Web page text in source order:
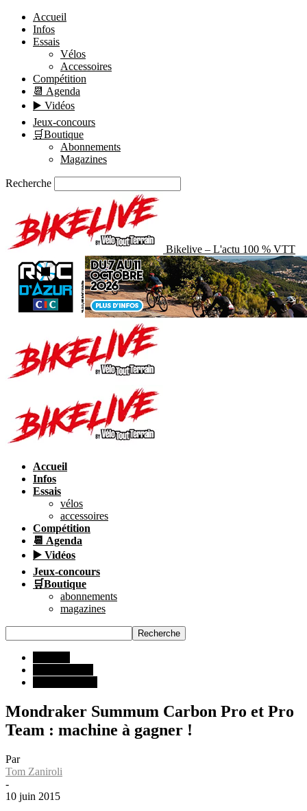
Accueil
Infos
Essais
Vélos
Accessoires
Compétition
📆 Agenda
▶️ Vidéos
Jeux-concours
🛒Boutique
Abonnements
Magazines
Recherche
Bikelive – L'actu 100 % VTT
Accueil
Infos
Essais
vélos
accessoires
Compétition
📆 Agenda
▶️ Vidéos
Jeux-concours
🛒Boutique
abonnements
magazines
Mondraker Summum Carbon Pro et Pro
Team : machine à gagner !
Par
Tom Zaniroli
-
10 juin 2015